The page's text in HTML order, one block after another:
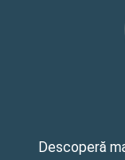
Descoperă